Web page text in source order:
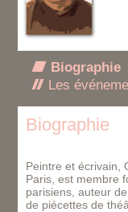
Biographie
Les
Biographie
Peintre et écrivain,
Paris, est membre
parisiens, auteur
de piécettes de